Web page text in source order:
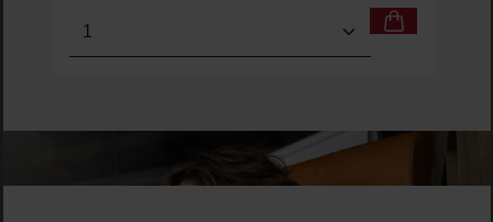
Produkt Anzahl: Gib den gewünschten Wert